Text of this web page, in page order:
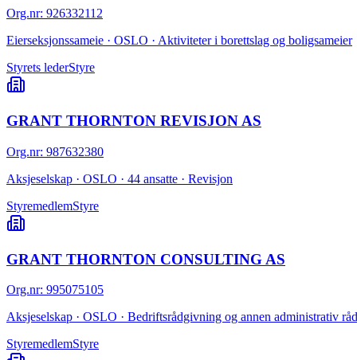
Org.nr: 926332112
Eierseksjonssameie · OSLO · Aktiviteter i borettslag og boligsameier
Styrets lederStyre
GRANT THORNTON REVISJON AS
Org.nr: 987632380
Aksjeselskap · OSLO · 44 ansatte · Revisjon
StyremedlemStyre
GRANT THORNTON CONSULTING AS
Org.nr: 995075105
Aksjeselskap · OSLO · Bedriftsrådgivning og annen administrativ
StyremedlemStyre